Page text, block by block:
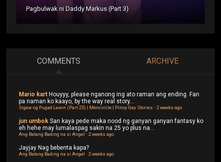
Pagbulwak ni Daddy Markus (Part 3)
COMMENTS ARCHIVE
Mario kart Houyyy, please nganong ing ato raman ang ending. Fan
pa naman ko kaayo, by the way real story...
Sigaw ng Pugad Lawin (Part 23) | Mencircle | Pinoy Gay Stories ·2 weeks ago
jun umbok San kaya pede maka nood ng ganyan ganyan fantasy ko
eh hehe may lumalaspag sakin na 25 yo plus na...
Ang Batang Bading na si Angel ·2 weeks ago
Jayjay Nag bebenta kapa?
Ang Batang Bading na si Angel ·2 weeks ago